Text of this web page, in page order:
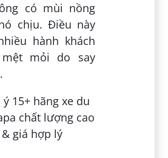
có mùi nồng
chịu. Điều này
hành khách
mỏi do say